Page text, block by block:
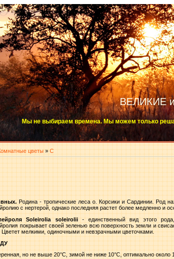
ВЕЛИКИЕ
Мы не выбираем времена. Мы можем только
цветы » С
Родина - тропические леса о. Корсики и Сардинии. Род
с нертерой, однако последняя растет более медленно и
Soleirolia soleirolii - единственный вид этого
покрывает своей зеленью всю поверхность земли и
мелкими, одиночными и невзрачными цветочками.
но не выше 20°C, зимой не ниже 10°C, оптимально около